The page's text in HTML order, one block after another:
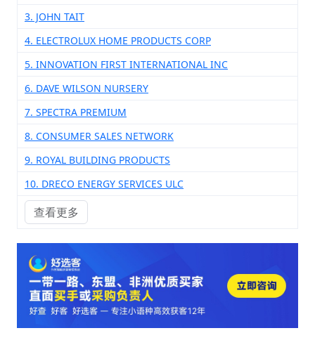
3. JOHN TAIT
4. ELECTROLUX HOME PRODUCTS CORP
5. INNOVATION FIRST INTERNATIONAL INC
6. DAVE WILSON NURSERY
7. SPECTRA PREMIUM
8. CONSUMER SALES NETWORK
9. ROYAL BUILDING PRODUCTS
10. DRECO ENERGY SERVICES ULC
查看更多